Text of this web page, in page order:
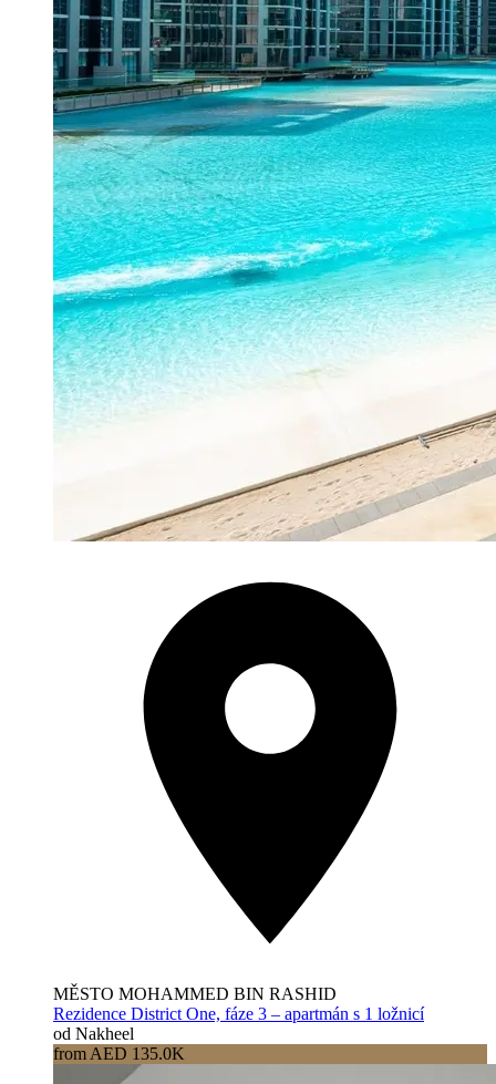
MĚSTO MOHAMMED BIN RASHID
Rezidence District One, fáze 3 – apartmán s 1 ložnicí
od Nakheel
from AED 135.0K